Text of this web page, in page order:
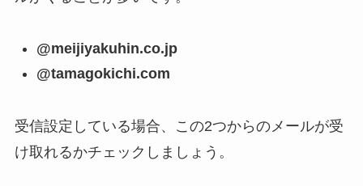
@meijiyakuhin.co.jp
@tamagokichi.com
受信設定している場合、この2つからのメールが受
け取れるかチェックしましょう。